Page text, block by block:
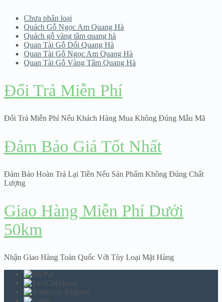
Chưa phân loại
Quách Gỗ Ngọc Am Quang Hà
Quách gỗ vàng tâm quang hà
Quan Tài Gỗ Dổi Quang Hà
Quan Tài Gỗ Ngọc Am Quang Hà
Quan Tài Gỗ Vàng Tâm Quang Hà
Đổi Trả Miễn Phí
Đổi Trả Miễn Phí Nếu Khách Hàng Mua Không Đúng Mẫu Mã
Đảm Bảo Giá Tốt Nhất
Đảm Bảo Hoàn Trả Lại Tiền Nếu Sản Phẩm Không Đúng Chất
Lượng
Giao Hàng Miễn Phí Dưới
50km
Nhận Giao Hàng Toàn Quốc Với Tùy Loại Mặt Hàng